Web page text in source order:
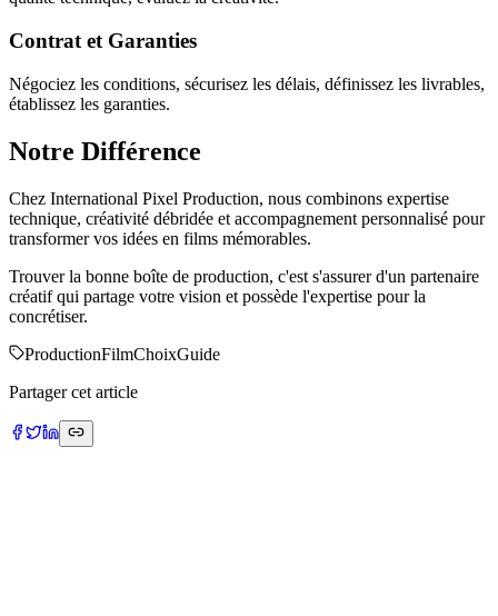
Contrat et Garanties
Négociez les conditions, sécurisez les délais, définissez les livrables,
établissez les garanties.
Notre Différence
Chez International Pixel Production, nous combinons expertise
technique, créativité débridée et accompagnement personnalisé pour
transformer vos idées en films mémorables.
Trouver la bonne boîte de production, c'est s'assurer d'un partenaire
créatif qui partage votre vision et possède l'expertise pour la
concrétiser.
ProductionFilmChoixGuide
Partager cet article